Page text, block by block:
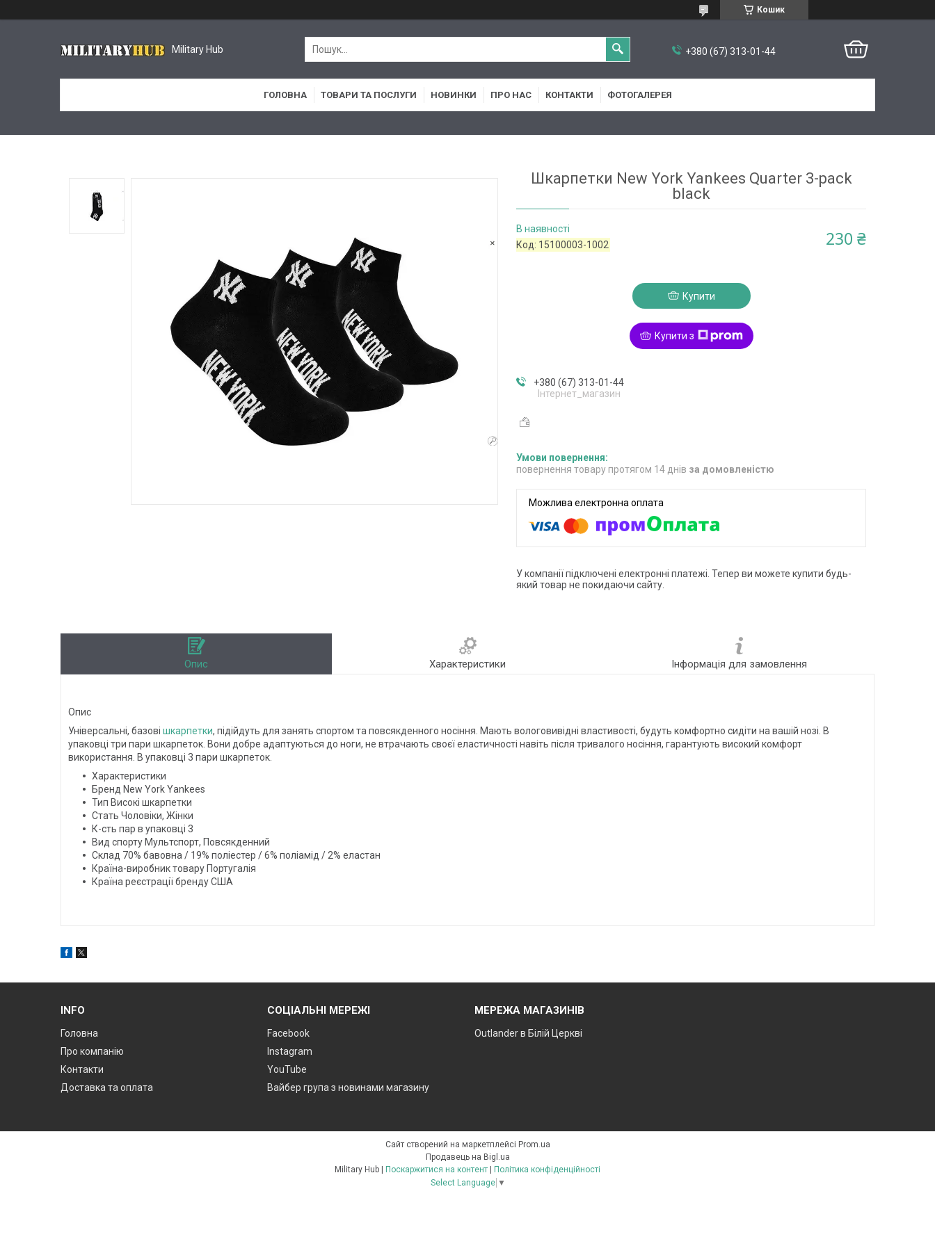
Кошик
Military Hub +380 (67) 313-01-44
ГОЛОВНА ТОВАРИ ТА ПОСЛУГИ НОВИНКИ ПРО НАС КОНТАКТИ ФОТОГАЛЕРЕЯ
Шкарпетки New York Yankees Quarter 3-pack
black
В наявності
Код: 15100003-1002 230 ₴
Купити
Купити з
+380 (67) 313-01-44
Інтернет_магазин
повернення товару протягом 14 днів за домовленістю
У компанії підключені електронні платежі. Тепер ви можете купити будь-
який товар не покидаючи сайту.
Опис Характеристики Інформація для замовлення
Опис
Універсальні, базові шкарпетки, підійдуть для занять спортом та повсякденного носіння. Мають вологовивідні властивості, будуть комфортно сидіти на вашій нозі. В
упаковці три пари шкарпеток. Вони добре адаптуються до ноги, не втрачають своєї еластичності навіть після тривалого носіння, гарантують високий комфорт
використання. В упаковці 3 пари шкарпеток.
Характеристики
Бренд New York Yankees
Тип Високі шкарпетки
Стать Чоловіки, Жінки
К-сть пар в упаковці 3
Вид спорту Мультспорт, Повсякденний
Склад 70% бавовна / 19% поліестер / 6% поліамід / 2% еластан
Країна-виробник товару Португалія
Країна реєстрації бренду США
INFO
Головна
Про компанію
Контакти
Доставка та оплата
СОЦІАЛЬНІ МЕРЕЖІ
Facebook
Instagram
YouTube
Вайбер група з новинами магазину
МЕРЕЖА МАГАЗИНІВ
Outlander в Білій Церкві
Сайт створений на маркетплейсі Prom.ua
Продавець на Bigl.ua
Поскаржитися на контент
Політика конфіденційності
Select Language ▼